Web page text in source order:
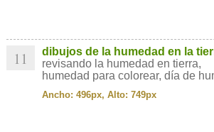
11
dibujos de la humedad en la
revisando la humedad en tierra,
humedad para colorear, día de
Ancho: 496px, Alto: 749px